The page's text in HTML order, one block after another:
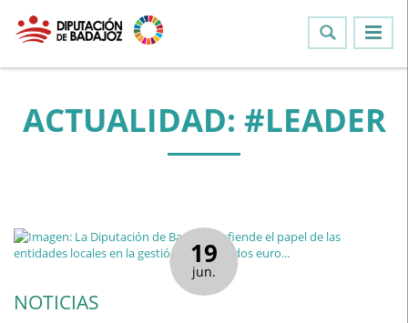
ACTUALIDAD: #LEADER
19
jun.
NOTICIAS